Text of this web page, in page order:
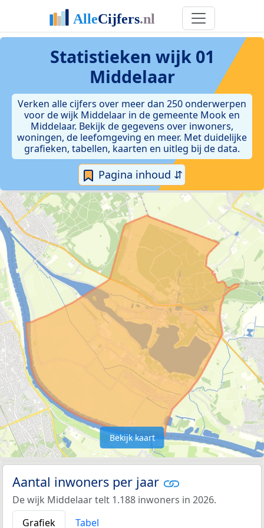
Statistieken wijk 01
Middelaar
Verken alle cijfers over meer dan 250 onderwerpen
voor de wijk Middelaar in de gemeente Mook en
Middelaar. Bekijk de gegevens over inwoners,
woningen, de leefomgeving en meer. Met duidelijke
grafieken, tabellen, kaarten en uitleg bij de data.
Pagina inhoud ⇵
Bekijk kaart
Aantal inwoners per jaar
De wijk Middelaar telt 1.188 inwoners in 2026.
Grafiek
Tabel